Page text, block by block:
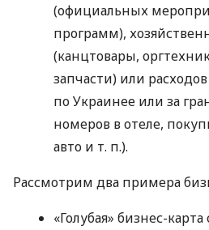
(официальных
программ),
(канцтовары,
запчасти) или
по Украинее или за
номеров в отеле,
авто и т. п.).
Рассмотрим два примера
«Голубая» бизнес-